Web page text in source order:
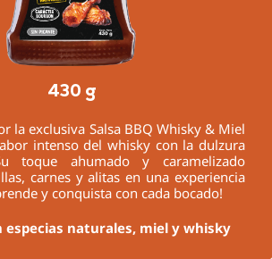
430 g
la exclusiva Salsa BBQ Whisky & Miel
intenso del whisky con la dulzura
toque ahumado y caramelizado
carnes y alitas en una experiencia
y conquista con cada bocado!
especias naturales, miel y whisky